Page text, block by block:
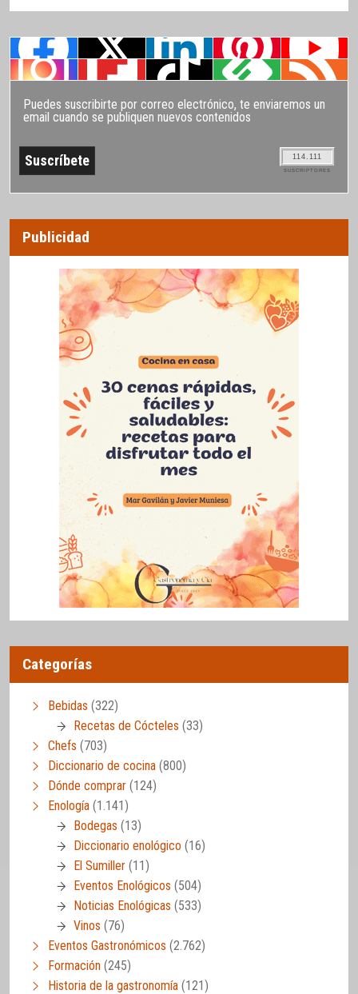
Puedes suscribirte por correo electrónico, te enviaremos un
email cuando se publiquen nuevos contenidos
114.111
SUSCRIPTORES
Publicidad
Categorías
Bebidas (322)
Recetas de Cócteles (33)
Chefs (703)
Diccionario de cocina (800)
Dónde comprar (124)
Enología (1.141)
Bodegas (13)
Diccionario enológico (16)
El Sumiller (11)
Eventos Enológicos (504)
Noticias Enológicas (533)
Vinos (76)
Eventos Gastronómicos (2.762)
Formación (245)
Historia de la gastronomía (121)